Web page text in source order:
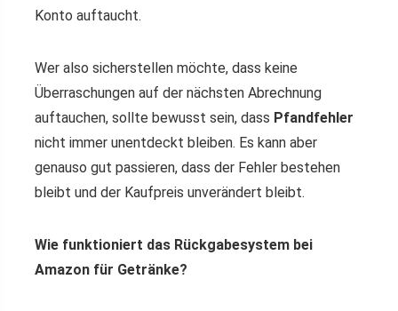
Konto auftaucht.
Wer also sicherstellen möchte, dass keine
Überraschungen auf der nächsten Abrechnung
auftauchen, sollte bewusst sein, dass Pfandfehler
nicht immer unentdeckt bleiben. Es kann aber
genauso gut passieren, dass der Fehler bestehen
bleibt und der Kaufpreis unverändert bleibt.
Wie funktioniert das Rückgabesystem bei
Amazon für Getränke?